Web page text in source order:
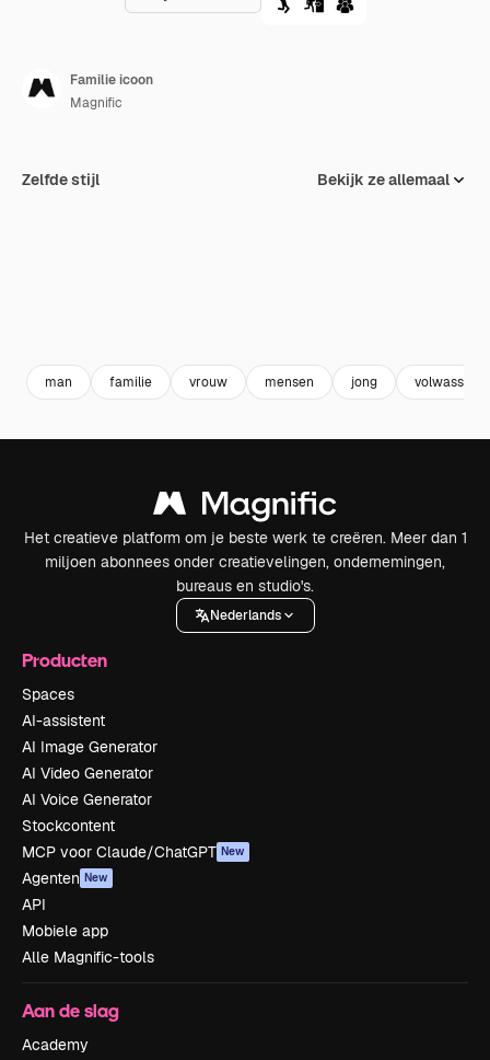
Familie icoon
Magnific
Zelfde stijl Bekijk ze allemaal
man familie vrouw mensen jong volwassen
Het creatieve platform om je beste werk te creëren. Meer dan 1
miljoen abonnees onder creatievelingen, ondernemingen,
bureaus en studio's.
Nederlands
Producten
Spaces
AI-assistent
AI Image Generator
AI Video Generator
AI Voice Generator
Stockcontent
MCP voor Claude/ChatGPT New
Agenten New
API
Mobiele app
Alle Magnific-tools
Aan de slag
Academy